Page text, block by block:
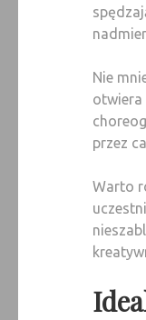
Nie
otwiera
przez
Warto